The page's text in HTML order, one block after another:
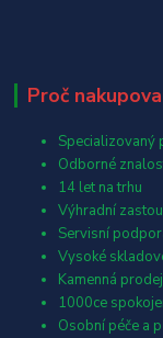
Proč
Specializovaný
Odborné
14 let na trhu
Výhradní
Servisní
Vysoké
Kamenná
1000ce
Osobní péče a